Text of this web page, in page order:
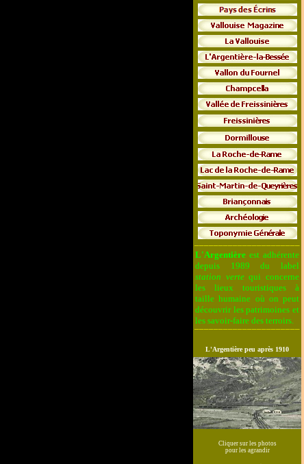
______________________
L'Argentière est adhérente
depuis 1989 du label
station vertequi concerne
les lieux touristiques à
taille humaine où on peut
découvrir les patrimoines et
les savoir-faire des terroirs.
______________________
L'Argentière peu après 1910
Cliquer sur les photos
pour les agrandir